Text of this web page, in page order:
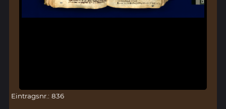
Eintragsnr.: 836